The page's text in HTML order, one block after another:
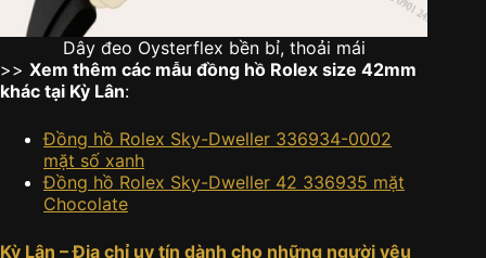
Dây đeo Oysterflex bền bỉ, thoải mái
>> Xem thêm các mẫu đồng hồ Rolex size 42mm
khác tại Kỳ Lân:
Đồng hồ Rolex Sky-Dweller 336934-0002
mặt số xanh
Đồng hồ Rolex Sky-Dweller 42 336935 mặt
Chocolate
Kỳ Lân – Địa chỉ uy tín dành cho những người yêu